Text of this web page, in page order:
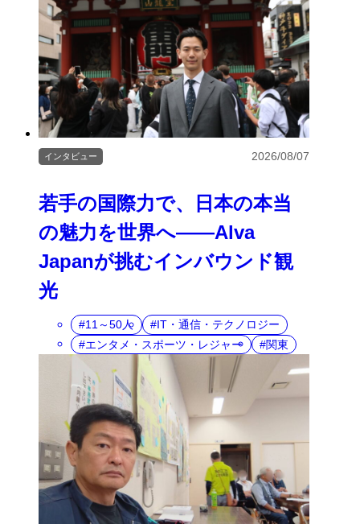
若手の国際力で、日本の本当
の魅力を世界へ――Alva
Japanが挑むインバウンド観
光
インタビュー 2026/08/07
11～50人
IT・通信・テクノロジー
エンタメ・スポーツ・レジャー
関東